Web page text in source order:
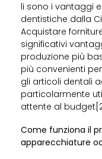
li sono i vantaggi
dentistiche dalla
Acquistare
significativi
produzione più
più convenienti
gli articoli dentali
particolarmente
attente al
Come funziona il
apparecchiature